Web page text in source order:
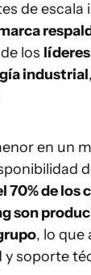
de escala
los
industrial
en un
70% de los
son
, lo que
y soporte